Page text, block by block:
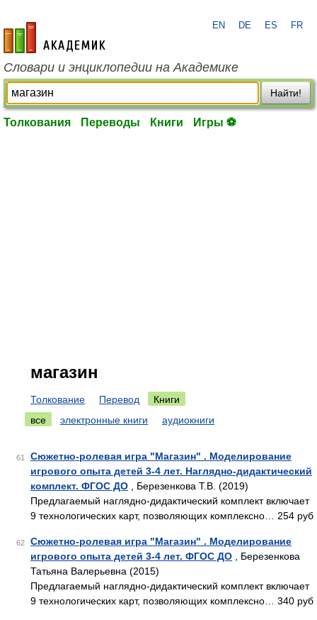
academic.ru
EN DE ES FR
Словари и энциклопедии на Академике
Найти!
Толкования Переводы Книги Игры ⚽
магазин
Толкование Перевод
Книги
все
электронные книги аудиокниги
61
Сюжетно-ролевая игра "Магазин" . Моделирование
игрового опыта детей 3-4 лет. Наглядно-дидактический
комплект. ФГОС ДО , Березенкова Т.В. (2019)
Предлагаемый наглядно-дидактический комплект включает
9 технологических карт, позволяющих комплексно… 254 руб
62
Сюжетно-ролевая игра "Магазин" . Моделирование
игрового опыта детей 3-4 лет. ФГОС ДО , Березенкова
Татьяна Валерьевна (2015)
Предлагаемый наглядно-дидактический комплект включает
9 технологических карт, позволяющих комплексно… 340 руб